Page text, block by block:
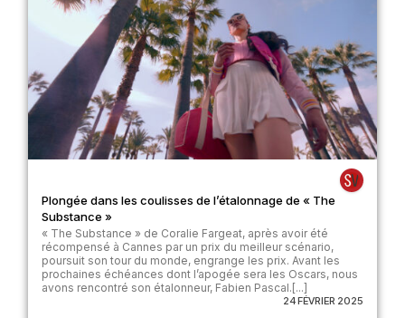
Plongée dans les coulisses de l’étalonnage de « The
Substance »
« The Substance » de Coralie Fargeat, après avoir été
récompensé à Cannes par un prix du meilleur scénario,
poursuit son tour du monde, engrange les prix. Avant les
prochaines échéances dont l’apogée sera les Oscars, nous
avons rencontré son étalonneur, Fabien Pascal.[...]
24 FÉVRIER 2025